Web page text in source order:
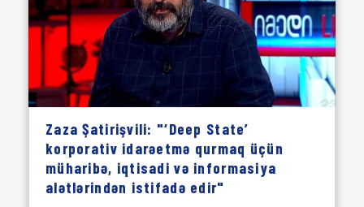
Zaza Şatirişvili: "‘Deep State’
korporativ idarəetmə qurmaq üçün
müharibə, iqtisadi və informasiya
alətlərindən istifadə edir"